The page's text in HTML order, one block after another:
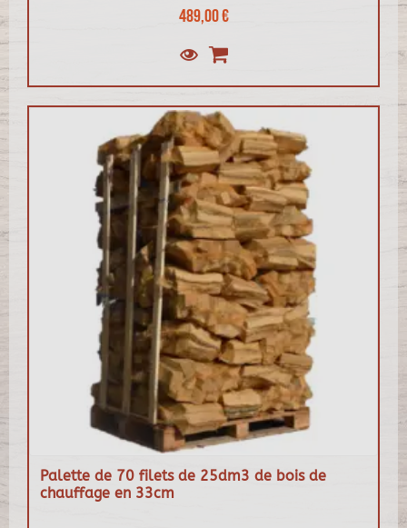
489,00 €
Palette de 70 filets de 25dm3 de bois de
chauffage en 33cm